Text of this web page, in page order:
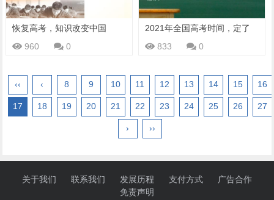
恢复高考，知识改变中国
960
0
2021年全国高考时间，定了
833
0
‹‹ ‹ 8 9 10 11 12 13 14 15 16
17 18 19 20 21 22 23 24 25 26 27
› ››
关于我们 联系我们 发展历程 支付方式
广告合作
免责声明